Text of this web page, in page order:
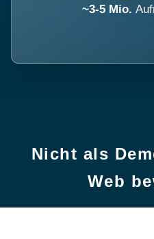
~3-5 Mio.
Nicht als
Web